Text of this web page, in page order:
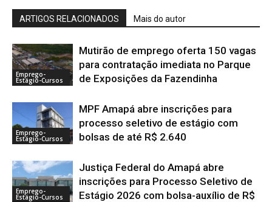
ARTIGOS RELACIONADOS Mais do autor
Emprego-
Estágio-Cursos
Mutirão de emprego oferta 150 vagas
para contratação imediata no Parque
de Exposições da Fazendinha
Emprego-
Estágio-Cursos
MPF Amapá abre inscrições para
processo seletivo de estágio com
bolsas de até R$ 2.640
Emprego-
Estágio-Cursos
Justiça Federal do Amapá abre
inscrições para Processo Seletivo de
Estágio 2026 com bolsa-auxílio de R$